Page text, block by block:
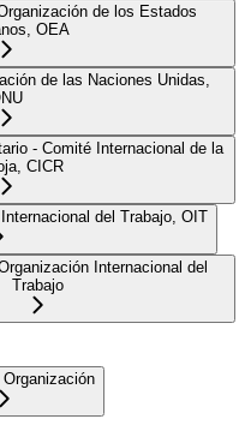
de los Estados
OEA
de las Naciones Unidas,
- Comité Internacional de la
CICR
del Trabajo, OIT
Internacional del
Trabajo